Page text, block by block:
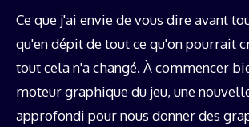
Ce que j'ai envie de vous dire avant
qu'en dépit de tout ce qu'on pourrait
tout cela n'a changé. À commencer
moteur graphique du jeu, une
approfondi pour nous donner des